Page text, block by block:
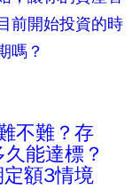
前開始投資的時
嗎？
不難？存
能達標？
額3情境